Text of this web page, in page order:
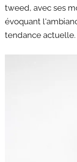
tweed, avec ses
évoquant
tendance actuelle.